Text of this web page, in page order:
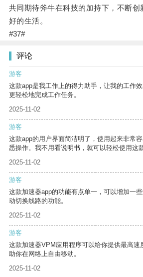
共同期待斧牛在科技的加持下，不断创
好的生活。
#37#
评论
游客
这款app是我工作上的得力助手，让我的工作
更轻松地完成工作任务。
2025-11-02
游客
这款app的用户界面简洁明了，使用起来非常
悉操作。我不用看说明书，就可以轻松使用这款
2025-11-02
游客
这款加速器app的功能有点单一，可以增加一
动切换线路的功能。
2025-11-02
游客
这款加速器VPM应用程序可以给你提供最高速
助你在网络上自由移动。
2025-11-02